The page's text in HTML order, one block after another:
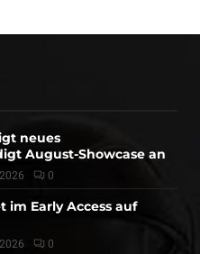
neues
August-Showcase an
0
im Early Access auf
0